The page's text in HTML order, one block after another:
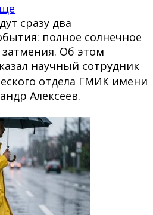
сразу два
полное солнечное
Об этом
научный сотрудник
отдела ГМИК имени
Алексеев.